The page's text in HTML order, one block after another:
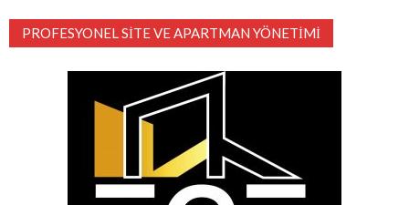
PROFESYONEL SITE VE APARTMAN YÖNETIMI